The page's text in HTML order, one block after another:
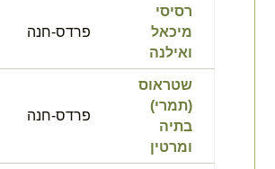
רסיסי
מיכאל
ואילנה
פרדס-חנה
שטראוס
(תמרי)
בתיה
ומרטין
פרדס-חנה